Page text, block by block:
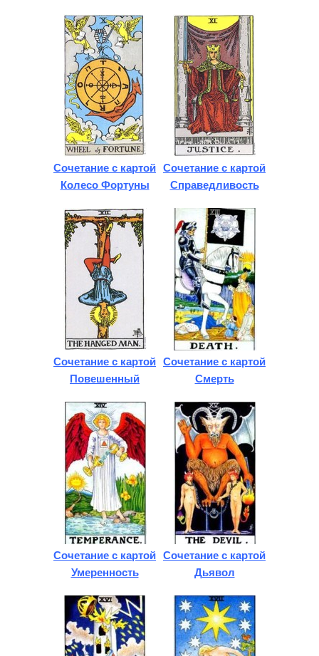
Сочетание с картой
Колесо Фортуны
Сочетание с картой
Справедливость
Сочетание с картой
Повешенный
Сочетание с картой
Смерть
Сочетание с картой
Умеренность
Сочетание с картой
Дьявол